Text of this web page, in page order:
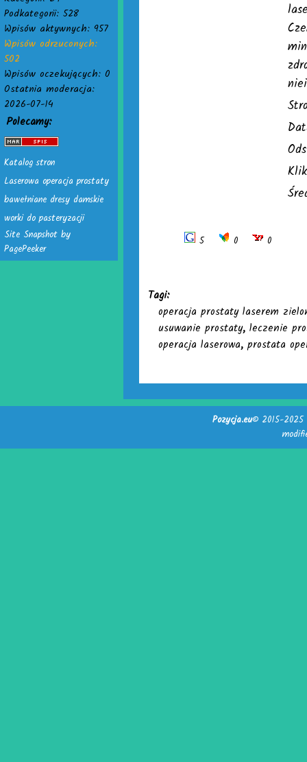
Podkategorii: 528
Wpisów aktywnych: 957
Wpisów odrzuconych:
502
Wpisów oczekujących: 0
Ostatnia moderacja:
2026-07-14
Polecamy:
Katalog stron
Laserowa operacja prostaty
bawełniane dresy damskie
worki do pasteryzacji
Site Snapshot by
PagePeeker
5 0 0
Tagi:
operacja prostaty laserem
usuwanie prostaty, leczenie
operacja laserowa,prostata
Pozycja.eu© 2015-